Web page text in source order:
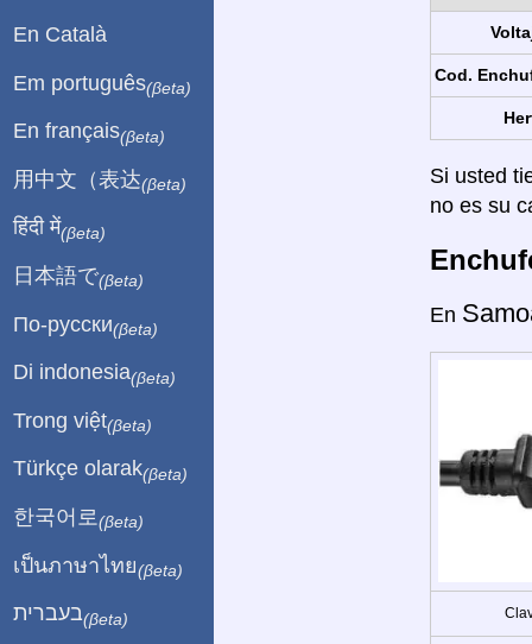
Cod.
Si usted
no es su
En
En Català
Em português(βeta)
En français(βeta)
用中文（表达(βeta)
हिंदी में(βeta)
日本語で(βeta)
По-русски(βeta)
Di indonesia(βeta)
Trong việt(βeta)
Türkçe olarak(βeta)
한국어로 (βeta)
เป็นภาษาไทย(βeta)
בעברית(βeta)